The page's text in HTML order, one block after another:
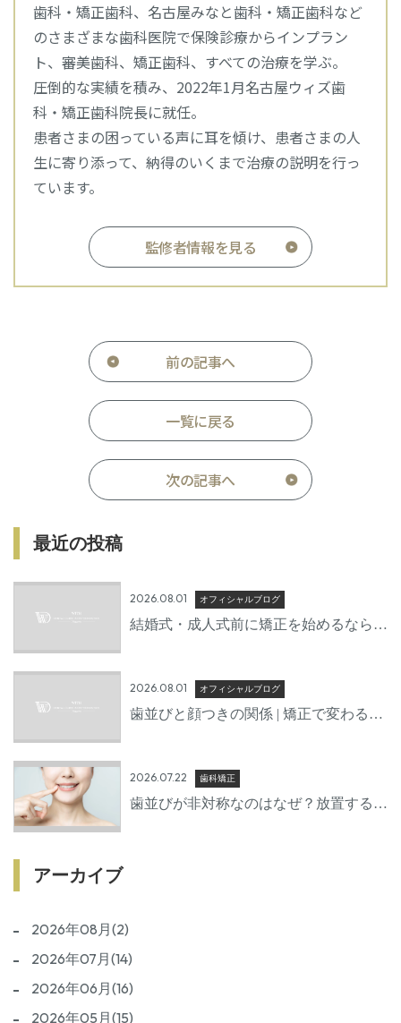
歯科・矯正歯科、名古屋みなと歯科・矯正歯科など
のさまざまな歯科医院で保険診療からインプラン
ト、審美歯科、矯正歯科、すべての治療を学ぶ。
圧倒的な実績を積み、2022年1月名古屋ウィズ歯
科・矯正歯科院長に就任。
患者さまの困っている声に耳を傾け、患者さまの人
生に寄り添って、納得のいくまで治療の説明を行っ
ています。
監修者情報を見る
前の記事へ
一覧に戻る
次の記事へ
最近の投稿
2026.08.01 オフィシャルブログ
結婚式・成人式前に矯正を始めるならい
2026.08.01 オフィシャルブログ
歯並びと顔つきの関係 | 矯正で変わる口
2026.07.22 歯科矯正
歯並びが非対称なのはなぜ？放置するリ
アーカイブ
2026年08月(2)
2026年07月(14)
2026年06月(16)
2026年05月(15)